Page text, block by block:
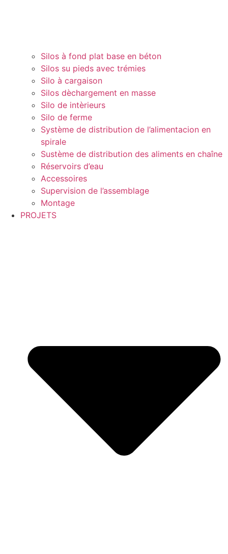
Silos à fond plat base en béton
Silos su pieds avec trémies
Silo à cargaison
Silos dèchargement en masse
Silo de intèrieurs
Silo de ferme
Système de distribution de l’alimentacion en
spirale
Sustème de distribution des aliments en chaîne
Réservoirs d’eau
Accessoires
Supervision de l’assemblage
Montage
PROJETS